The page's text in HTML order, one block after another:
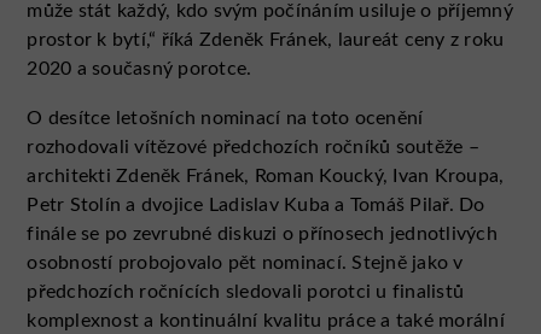
může stát každý, kdo svým počínáním usiluje o příjemný
prostor k bytí,“ říká Zdeněk Fránek, laureát ceny z roku
2020 a současný porotce.
O desítce letošních nominací na toto ocenění
rozhodovali vítězové předchozích ročníků soutěže –
architekti Zdeněk Fránek, Roman Koucký, Ivan Kroupa,
Petr Stolín a dvojice Ladislav Kuba a Tomáš Pilař. Do
finále se po zevrubné diskuzi o přínosech jednotlivých
osobností probojovalo pět nominací. Stejně jako v
předchozích ročnících sledovali porotci u finalistů
komplexnost a kontinuální kvalitu práce a také morální